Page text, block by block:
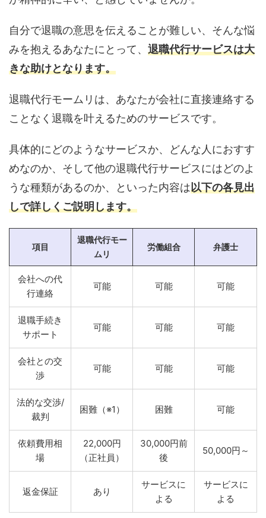
自分で退職の意思を伝えることが難しい、そんな悩
みを抱えるあなたにとって、 退職代行サービスは大
きな助けとなります。
退職代行モームリは、あなたが会社に直接連絡する
ことなく退職を叶えるためのサービスです。
具体的にどのようなサービスか、どんな人におすす
めなのか、そして他の退職代行サービスにはどのよ
うな種類があるのか、といった内容は以下の各見出
しで詳しくご説明します。
項目
退職代行モー
ムリ
労働組合 弁護士
会社への代
行連絡
可能 可能 可能
退職手続き
サポート
可能 可能 可能
会社との交
渉
可能 可能 可能
法的な交渉/
裁判
困難（※1） 困難 可能
依頼費用相
場
22,000円
（正社員）
30,000円前
後
50,000円～
返金保証 あり
サービスに
よる
サービスに
よる